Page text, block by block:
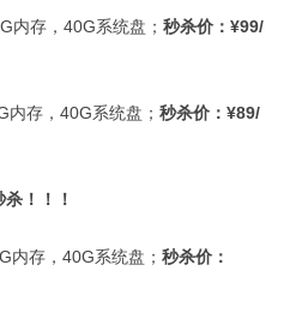
内存， 40G系统盘； 秒杀价： ¥99/
内存， 40G系统盘； 秒杀价： ¥89/
！！！
内存， 40G系统盘； 秒杀价：